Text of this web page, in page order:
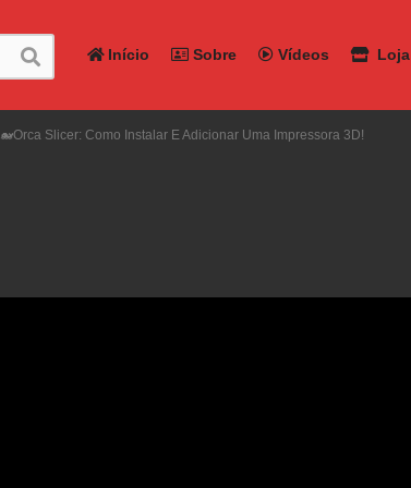
Início Sobre Vídeos Loja
🐋Orca Slicer: Como Instalar E Adicionar Uma Impressora 3D!